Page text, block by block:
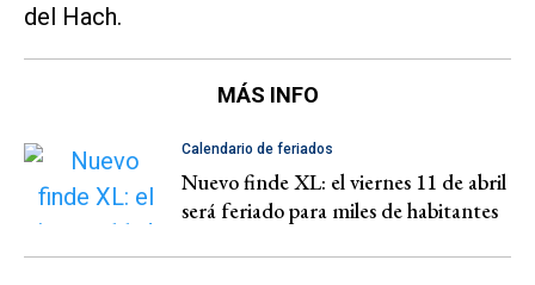
del Hach.
MÁS INFO
Calendario de feriados
Nuevo finde XL: el viernes 11 de abril
será feriado para miles de habitantes